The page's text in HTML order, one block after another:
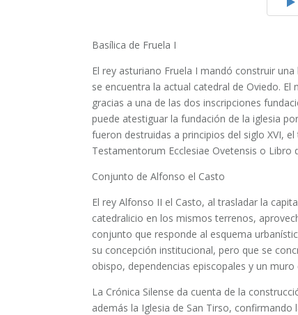
Basílica de Fruela I
El rey asturiano Fruela I mandó construir
se encuentra la actual catedral de Oviedo.
gracias a una de las dos inscripciones
puede atestiguar la fundación de la iglesia
fueron destruidas a principios del siglo XVI,
Testamentorum Ecclesiae Ovetensis o Libro
Conjunto de Alfonso el Casto
El rey Alfonso II el Casto, al trasladar la
catedralicio en los mismos terrenos,
conjunto que responde al esquema
su concepción institucional, pero que se
obispo, dependencias episcopales y un muro
La Crónica Silense da cuenta de la
además la Iglesia de San Tirso,